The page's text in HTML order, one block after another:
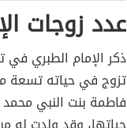
عدد زوجات
ذكر الإمام الطبري في
تزوج في حياته تسعة
فاطمة بنت النبي محمد